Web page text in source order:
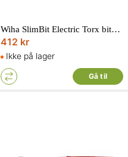
Wiha SlimBit Electric Torx bitsæt 1000V 6 dele
412 kr
Ikke på lager
Gå til